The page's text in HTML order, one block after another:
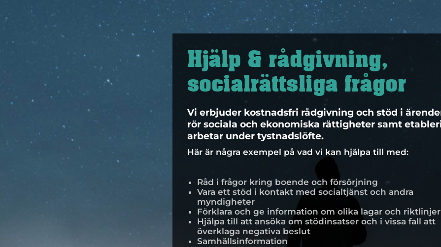
Hjälp & rådgivning,
socialrättsliga frågor
Vi erbjuder kostnadsfri rådgivning och stöd i
rör sociala och ekonomiska rättigheter samt
arbetar under tystnadslöfte.
Här är några exempel på vad vi kan hjälpa till med:
Råd i frågor kring boende och försörjning
Vara ett stöd i kontakt med socialtjänst och andra
myndigheter
Förklara och ge information om olika lagar och riktlinjer
Hjälpa till att ansöka om stödinsatser och i vissa fall att
överklaga negativa beslut
Samhällsinformation